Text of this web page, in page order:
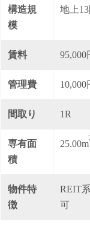
構造規
模
地上
賃料 95,000
管理費 10,000
間取り 1R
専有面
積
25.00m
物件特
徴
REIT
可